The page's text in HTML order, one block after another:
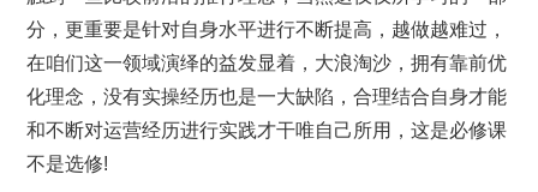
分，更重要是针对自身水平进行不断提高，越做越难过，
在咱们这一领域演绎的益发显着，大浪淘沙，拥有靠前优
化理念，没有实操经历也是一大缺陷，合理结合自身才能
和不断对运营经历进行实践才干唯自己所用，这是必修课
不是选修!